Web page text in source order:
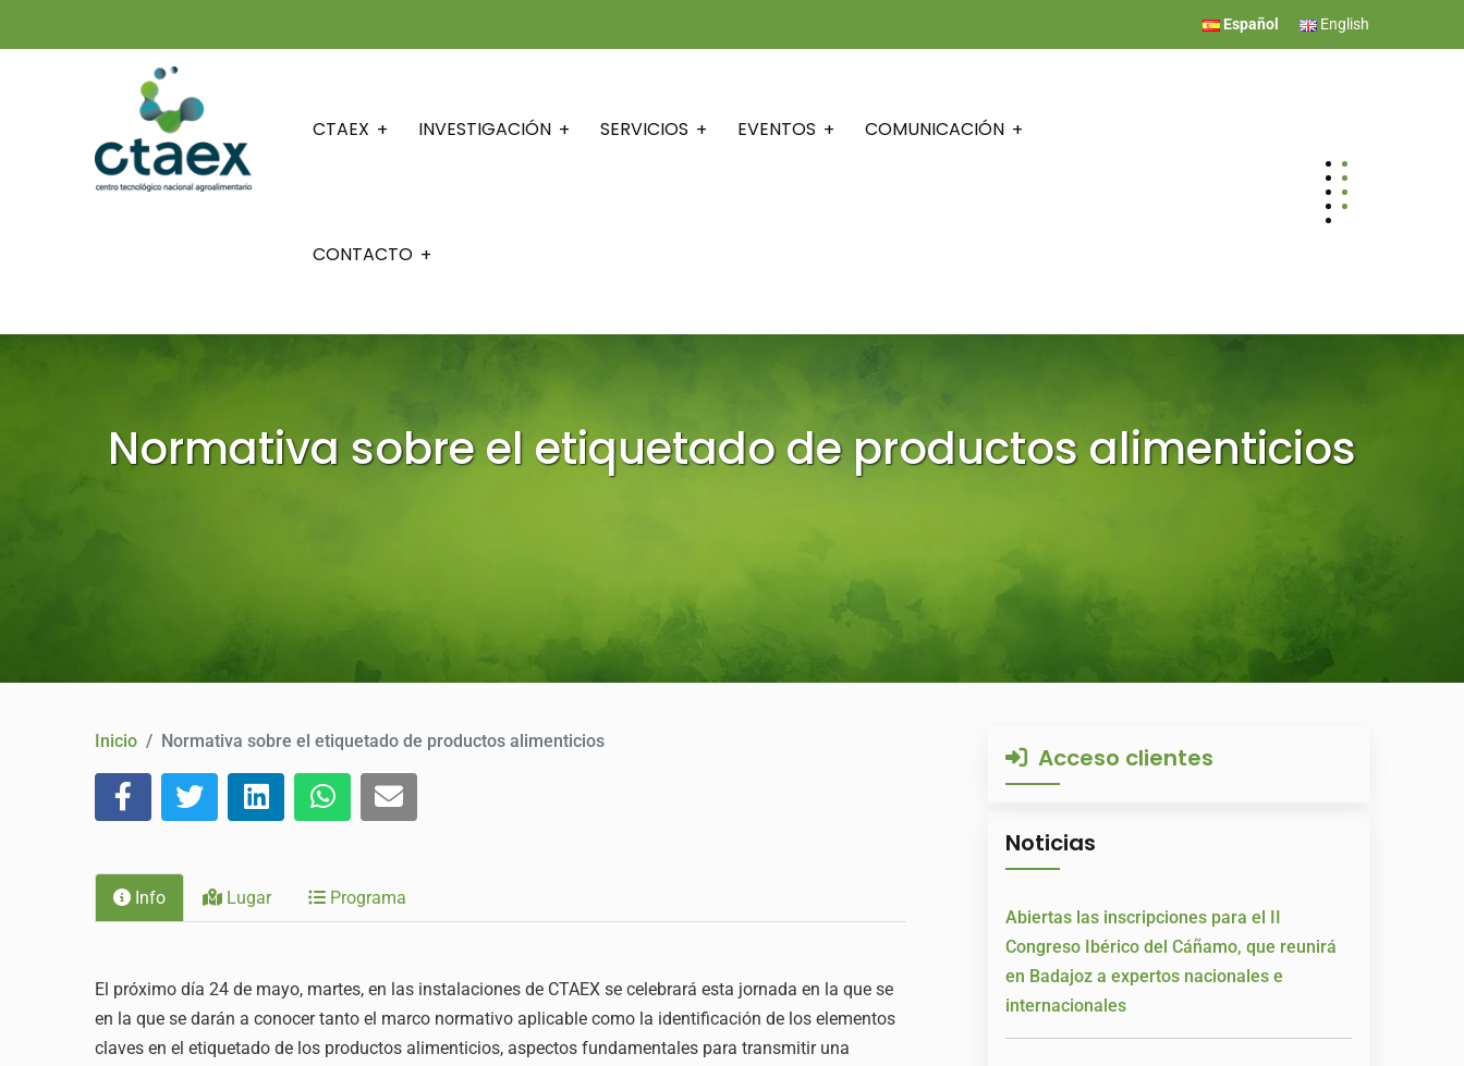
Español English
CTAEX INVESTIGACIÓN SERVICIOS EVENTOS COMUNICACIÓN
CONTACTO
Normativa sobre el etiquetado de productos alimenticios
Inicio Normativa sobre el etiquetado de productos alimenticios
Info Lugar Programa
El próximo día 24 de mayo, martes, en las instalaciones de CTAEX se celebrará esta jornada en la que se
en la que se darán a conocer tanto el marco normativo aplicable como la identificación de los elementos
claves en el etiquetado de los productos alimenticios, aspectos fundamentales para transmitir una
Acceso clientes
Noticias
Abiertas las inscripciones para el II
Congreso Ibérico del Cáñamo, que reunirá
en Badajoz a expertos nacionales e
internacionales